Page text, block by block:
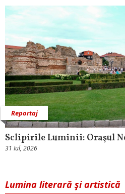
Reportaj
Sclipirile Luminii: Oraşul
31 Iul, 2026
Lumina literară şi artistică